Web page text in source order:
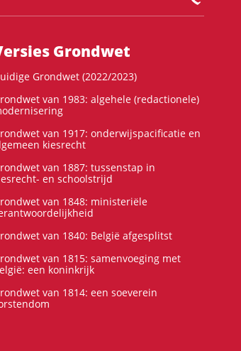
Grondwet
Grondwet (2022/2023)
van 1983: algehele (redactionele)
van 1917: onderwijspacificatie en
kiesrecht
van 1887: tussenstap in
en schoolstrijd
van 1848: ministeriële
van 1840: België afgesplitst
van 1815: samenvoeging met
een koninkrijk
van 1814: een soeverein